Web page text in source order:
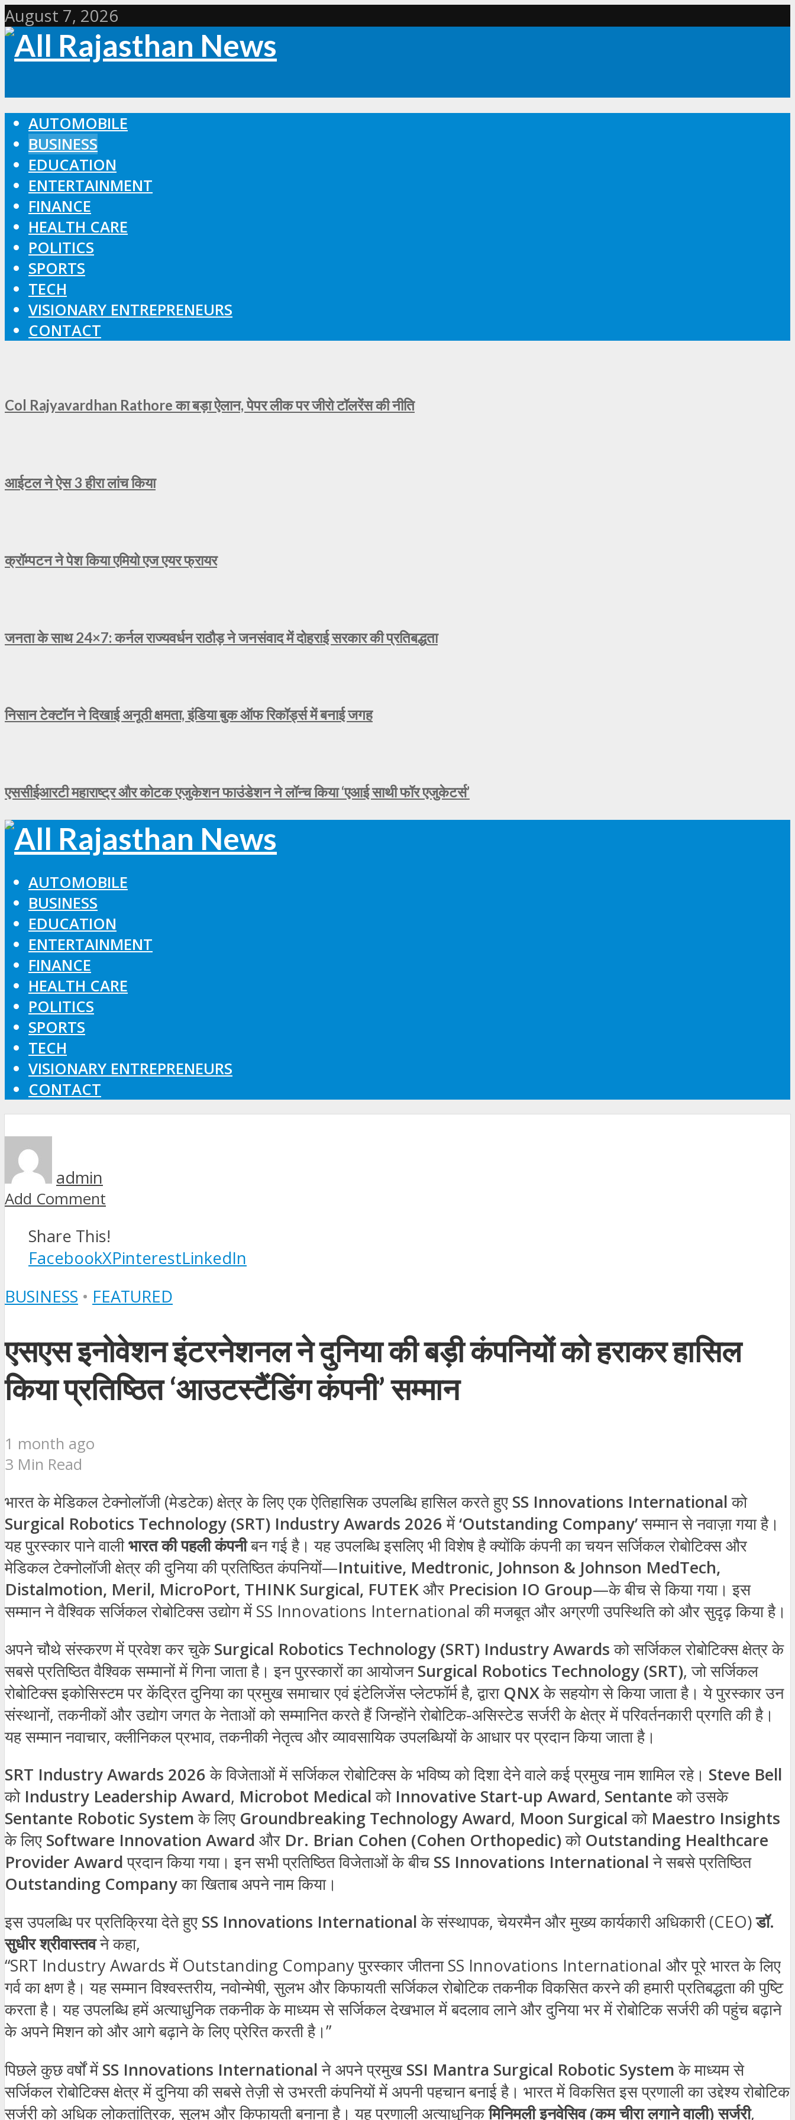
August 7, 2026
AUTOMOBILE
BUSINESS
EDUCATION
ENTERTAINMENT
FINANCE
HEALTH CARE
POLITICS
SPORTS
TECH
VISIONARY ENTREPRENEURS
CONTACT
Col Rajyavardhan Rathore का बड़ा ऐलान, पेपर लीक पर जीरो टॉलरेंस की नीति
आईटल ने ऐस 3 हीरा लांच किया
क्रॉम्पटन ने पेश किया एमियो एज एयर फ्रायर
जनता के साथ 24×7: कर्नल राज्यवर्धन राठौड़ ने जनसंवाद में दोहराई सरकार की प्रतिबद्धता
निसान टेक्टॉन ने दिखाई अनूठी क्षमता, इंडिया बुक ऑफ रिकॉर्ड्स में बनाई जगह
एससीईआरटी महाराष्ट्र और कोटक एजुकेशन फाउंडेशन ने लॉन्च किया ‘एआई साथी फॉर एजुकेटर्स’
AUTOMOBILE
BUSINESS
EDUCATION
ENTERTAINMENT
FINANCE
HEALTH CARE
POLITICS
SPORTS
TECH
VISIONARY ENTREPRENEURS
CONTACT
admin
Add Comment
Share This!
FacebookXPinterestLinkedIn
BUSINESS • FEATURED
एसएस इनोवेशन इंटरनेशनल ने दुनिया की बड़ी कंपनियों को हराकर हासिल
किया प्रतिष्ठित ‘आउटस्टैंडिंग कंपनी’ सम्मान
1 month ago
3 Min Read
भारत के मेडिकल टेक्नोलॉजी (मेडटेक) क्षेत्र के लिए एक ऐतिहासिक उपलब्धि हासिल करते हुए SS Innovations Internationalको
Surgical Robotics Technology (SRT) Industry Awards 2026में‘Outstanding Company’सम्मान से नवाज़ा गया है।
यह पुरस्कार पाने वालीभारत की पहली कंपनीबन गई है। यह उपलब्धि इसलिए भी विशेष है क्योंकि कंपनी का चयन सर्जिकल रोबोटिक्स और
मेडिकल टेक्नोलॉजी क्षेत्र की दुनिया की प्रतिष्ठित कंपनियों—Intuitive, Medtronic, Johnson & Johnson MedTech,
Distalmotion, Meril, MicroPort, THINK Surgical, FUTEKऔर Precision IO Group—के बीच से किया गया। इस
सम्मान ने वैश्विक सर्जिकल रोबोटिक्स उद्योग में SS Innovations International की मजबूत और अग्रणी उपस्थिति को और सुदृढ़ किया है।
अपने चौथे संस्करण में प्रवेश कर चुकेSurgical Robotics Technology (SRT) Industry Awardsको सर्जिकल रोबोटिक्स क्षेत्र के
सबसे प्रतिष्ठित वैश्विक सम्मानों में गिना जाता है। इन पुरस्कारों का आयोजनSurgical Robotics Technology (SRT), जो सर्जिकल
रोबोटिक्स इकोसिस्टम पर केंद्रित दुनिया का प्रमुख समाचार एवं इंटेलिजेंस प्लेटफॉर्म है, द्वारा QNXके सहयोग से किया जाता है। ये पुरस्कार उन
संस्थानों, तकनीकों और उद्योग जगत के नेताओं को सम्मानित करते हैं जिन्होंने रोबोटिक-असिस्टेड सर्जरी के क्षेत्र में परिवर्तनकारी प्रगति की है।
यह सम्मान नवाचार, क्लीनिकल प्रभाव, तकनीकी नेतृत्व और व्यावसायिक उपलब्धियों के आधार पर प्रदान किया जाता है।
SRT Industry Awards 2026के विजेताओं में सर्जिकल रोबोटिक्स के भविष्य को दिशा देने वाले कई प्रमुख नाम शामिल रहे। Steve Bell
को Industry Leadership Award, Microbot Medicalको Innovative Start-up Award, Sentanteको उसके
Sentante Robotic Systemके लिए Groundbreaking Technology Award, Moon Surgicalको Maestro Insights
के लिए Software Innovation Award और Dr. Brian Cohen (Cohen Orthopedic)को Outstanding Healthcare
Provider Awardप्रदान किया गया। इन सभी प्रतिष्ठित विजेताओं के बीच SS Innovations Internationalने सबसे प्रतिष्ठित
Outstanding Companyका खिताब अपने नाम किया।
इस उपलब्धि पर प्रतिक्रिया देते हुए SS Innovations Internationalके संस्थापक, चेयरमैन और मुख्य कार्यकारी अधिकारी (CEO)डॉ.
सुधीर श्रीवास्तवने कहा,
“SRT Industry Awards में Outstanding Company पुरस्कार जीतना SS Innovations International और पूरे भारत के लिए
गर्व का क्षण है। यह सम्मान विश्वस्तरीय, नवोन्मेषी, सुलभ और किफायती सर्जिकल रोबोटिक तकनीक विकसित करने की हमारी प्रतिबद्धता की पुष्टि
करता है। यह उपलब्धि हमें अत्याधुनिक तकनीक के माध्यम से सर्जिकल देखभाल में बदलाव लाने और दुनिया भर में रोबोटिक सर्जरी की पहुंच बढ़ाने
के अपने मिशन को और आगे बढ़ाने के लिए प्रेरित करती है।”
पिछले कुछ वर्षों मेंSS Innovations Internationalने अपने प्रमुखSSI Mantra Surgical Robotic Systemके माध्यम से
सर्जिकल रोबोटिक्स क्षेत्र में दुनिया की सबसे तेज़ी से उभरती कंपनियों में अपनी पहचान बनाई है। भारत में विकसित इस प्रणाली का उद्देश्य रोबोटिक
सर्जरी को अधिक लोकतांत्रिक, सुलभ और किफायती बनाना है। यह प्रणाली अत्याधुनिकमिनिमली इनवेसिव (कम चीरा लगाने वाली) सर्जरी,